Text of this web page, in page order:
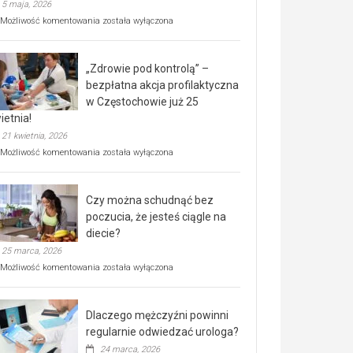
5 maja, 2026
Możliwość komentowania Rusza
rehabilitacji
dla
seniorów!
została wyłączona
„Zdrowie pod kontrolą” –
bezpłatna akcja profilaktyczna
w Częstochowie już 25
21 kwietnia, 2026
Możliwość komentowania „Zdrowie
bezpłatna
akcja
profilaktyczna
w
już
kwietnia!
została wyłączona
Czy można schudnąć bez
poczucia, że jesteś ciągle na
diecie?
25 marca, 2026
Możliwość komentowania Czy
poczucia,
że
została wyłączona
Dlaczego mężczyźni powinni
regularnie odwiedzać urologa?
24 marca, 2026